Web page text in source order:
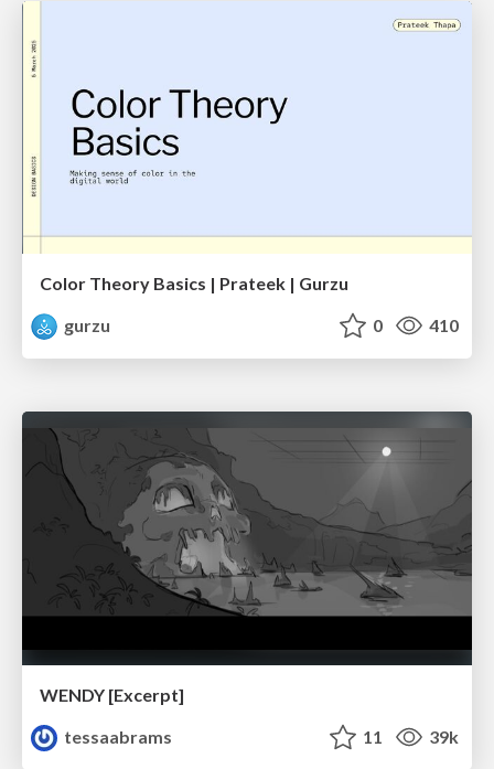
Color Theory Basics | Prateek | Gurzu
gurzu
0 410
WENDY [Excerpt]
tessaabrams
11 39k